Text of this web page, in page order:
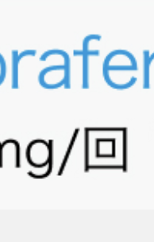
活性を阻害する
路の再活性化が認めら
活性を亢進させ､
性化させると考えられ
用は､ MAPK経路の
フェニブ単剤に比べ､